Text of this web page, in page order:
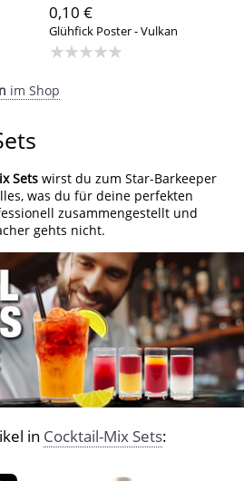
0,10 €
Glühfick Poster - Vulkan
★★★★★
im Shop
Sets wirst du zum Star-Barkeeper
was du für deine perfekten
zusammengestellt und
gehts nicht.
in Cocktail-Mix Sets: